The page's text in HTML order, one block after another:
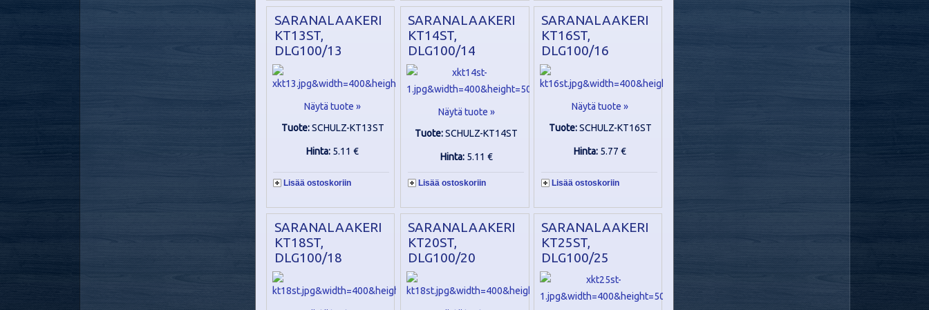
SARANALAAKERI
KT13ST,
DLG100/13
Näytä tuote »
Tuote:SCHULZ-KT13ST
Hinta: 5.11 €
Lisää ostoskoriin
SARANALAAKERI
KT14ST,
DLG100/14
Näytä tuote »
Tuote:SCHULZ-KT14ST
Hinta: 5.11 €
Lisää ostoskoriin
SARANALAAKERI
KT16ST,
DLG100/16
Näytä tuote »
Tuote:SCHULZ-KT16ST
Hinta: 5.77 €
Lisää ostoskoriin
SARANALAAKERI
KT18ST,
DLG100/18
SARANALAAKERI
KT20ST,
DLG100/20
SARANALAAKERI
KT25ST,
DLG100/25